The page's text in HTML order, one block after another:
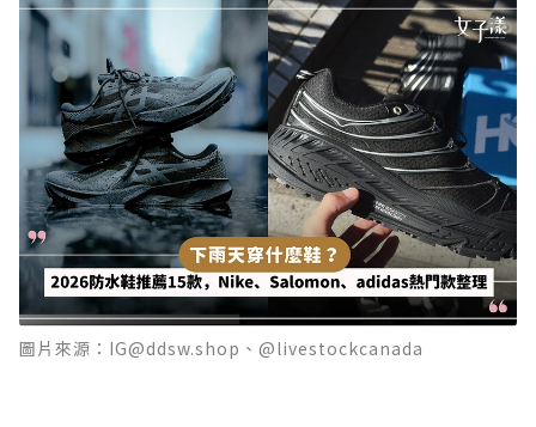
圖片來源：IG@ddsw.shop、@livestockcanada